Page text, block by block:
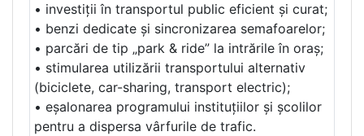
• investiții în transportul public eficient și curat;
• benzi dedicate și sincronizarea semafoarelor;
• parcări de tip „park & ride” la intrările în oraș;
• stimularea utilizării transportului alternativ
(biciclete, car-sharing, transport electric);
• eșalonarea programului instituțiilor și școlilor
pentru a dispersa vârfurile de trafic.